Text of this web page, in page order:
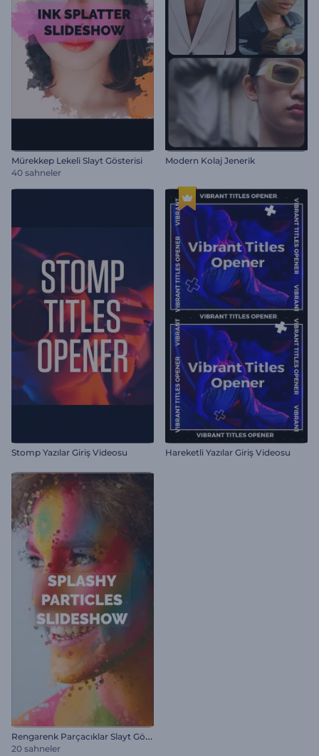
Mürekkep Lekeli Slayt Gösterisi
40 sahneler
Modern Kolaj Jenerik
Stomp Yazılar Giriş Videosu Hareketli Yazılar Giriş Videosu
R
engarenk Parçacıklar Slayt Gösterisi
20 sahneler